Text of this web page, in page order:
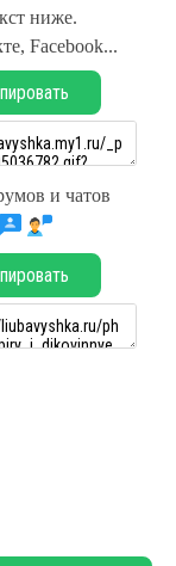
ниже.
Facebook...
и чатов